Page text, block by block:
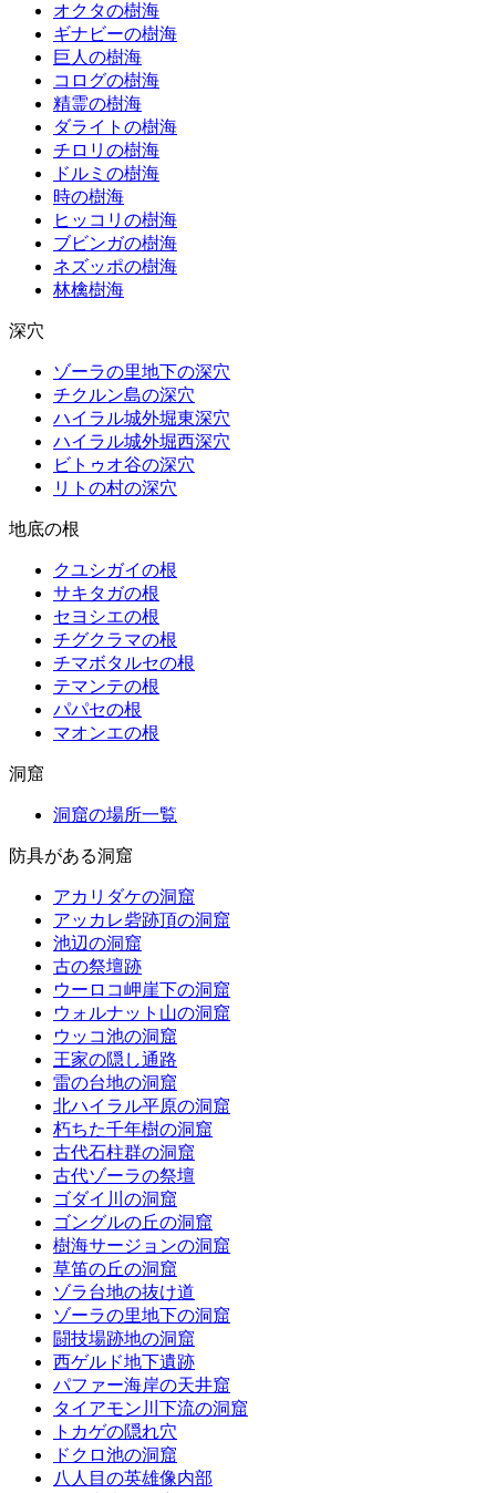
オクタの樹海
ギナビーの樹海
巨人の樹海
コログの樹海
精霊の樹海
ダライトの樹海
チロリの樹海
ドルミの樹海
時の樹海
ヒッコリの樹海
ブビンガの樹海
ネズッポの樹海
林檎樹海
深穴
ゾーラの里地下の深穴
チクルン島の深穴
ハイラル城外堀東深穴
ハイラル城外堀西深穴
ビトゥオ谷の深穴
リトの村の深穴
地底の根
クユシガイの根
サキタガの根
セヨシエの根
チグクラマの根
チマボタルセの根
テマンテの根
パパセの根
マオンエの根
洞窟
洞窟の場所一覧
防具がある洞窟
アカリダケの洞窟
アッカレ砦跡頂の洞窟
池辺の洞窟
古の祭壇跡
ウーロコ岬崖下の洞窟
ウォルナット山の洞窟
ウッコ池の洞窟
王家の隠し通路
雷の台地の洞窟
北ハイラル平原の洞窟
朽ちた千年樹の洞窟
古代石柱群の洞窟
古代ゾーラの祭壇
ゴダイ川の洞窟
ゴングルの丘の洞窟
樹海サージョンの洞窟
草笛の丘の洞窟
ゾラ台地の抜け道
ゾーラの里地下の洞窟
闘技場跡地の洞窟
西ゲルド地下遺跡
パファー海岸の天井窟
タイアモン川下流の洞窟
トカゲの隠れ穴
ドクロ池の洞窟
八人目の英雄像内部